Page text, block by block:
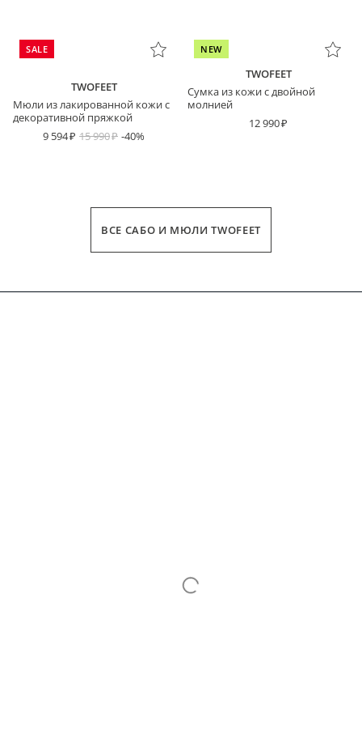
SALE
TWOFEET
Мюли из лакированной кожи с
декоративной пряжкой
9 594
15 990 -40%
NEW
TWOFEET
Сумка из кожи с двойной
молнией
12 990
ВСЕ САБО И МЮЛИ TWOFEET